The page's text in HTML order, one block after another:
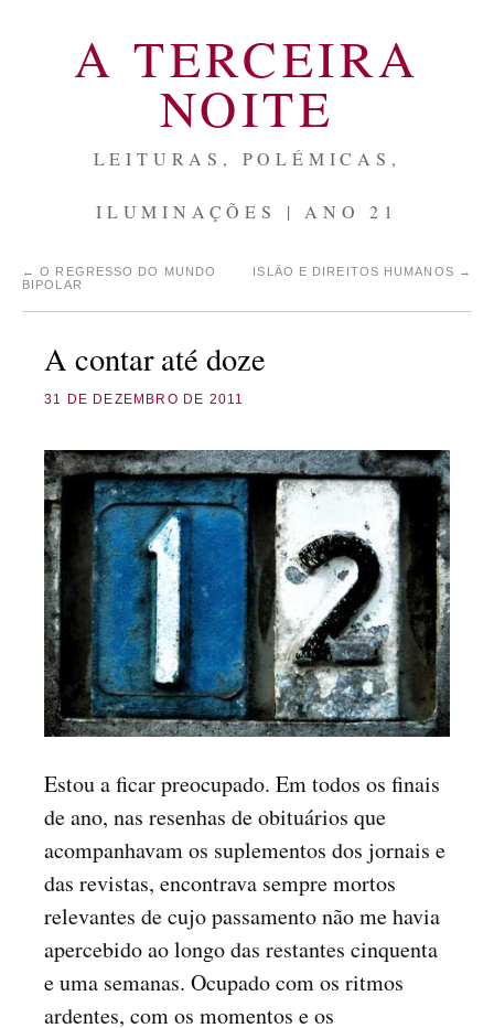
A TERCEIRA
NOITE
LEITURAS, POLÉMICAS,
ILUMINAÇÕES | ANO 21
← O REGRESSO DO MUNDO
BIPOLAR
ISLÃO E DIREITOS HUMANOS →
A contar até doze
31 DE DEZEMBRO DE 2011
Estou a ficar preocupado. Em todos os finais
de ano, nas resenhas de obituários que
acompanhavam os suplementos dos jornais e
das revistas, encontrava sempre mortos
relevantes de cujo passamento não me havia
apercebido ao longo das restantes cinquenta
e uma semanas. Ocupado com os ritmos
ardentes, com os momentos e os